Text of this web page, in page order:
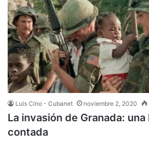
Luis Cino - Cubanet noviembre 2, 2020
La invasión de Granada:
contada